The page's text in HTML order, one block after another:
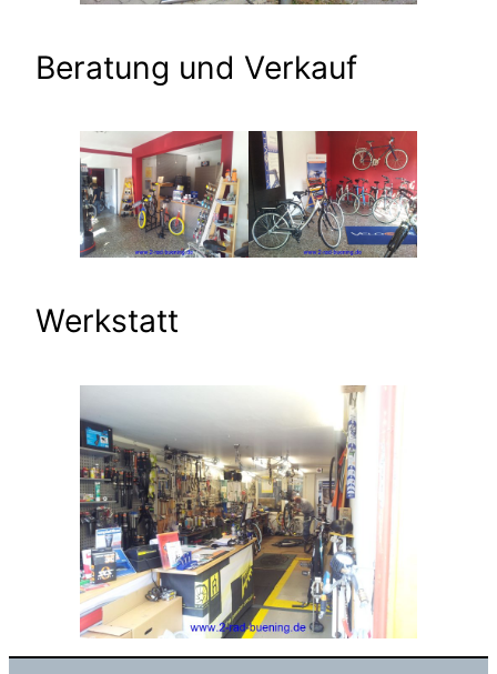
Beratung und Verkauf
Werkstatt